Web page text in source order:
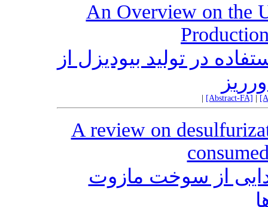
An Overview on the
در تولید بیودیزل از
[Abstract-FA]
A review on
از سوخت مازوت